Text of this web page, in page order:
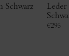
Schwarz
Leder
€295